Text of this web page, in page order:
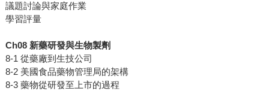
議題討論與家庭作業
學習評量
Ch08 新藥研發與生物製劑
8-1 從藥廠到生技公司
8-2 美國食品藥物管理局的架構
8-3 藥物從研發至上市的過程